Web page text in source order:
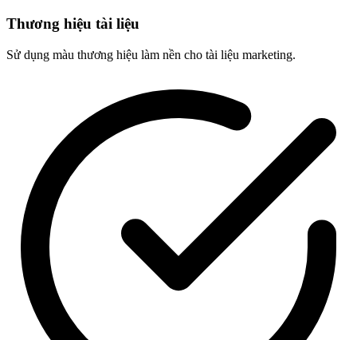
Thương hiệu tài liệu
Sử dụng màu thương hiệu làm nền cho tài liệu marketing.